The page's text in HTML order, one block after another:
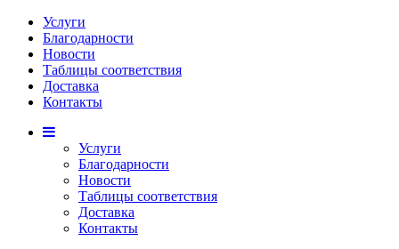
Услуги
Благодарности
Новости
Таблицы соответствия
Доставка
Контакты
Услуги
Благодарности
Новости
Таблицы соответствия
Доставка
Контакты